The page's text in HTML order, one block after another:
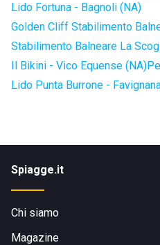
Lido Fortuna - Bagnoli (NA)
Golden Cliff Stabilimento
Stabilimento Balneare La
Il Bikini - Vico Equense (NA)
Lido Punta Burrone -
Spiagge.it
Chi siamo
Magazine